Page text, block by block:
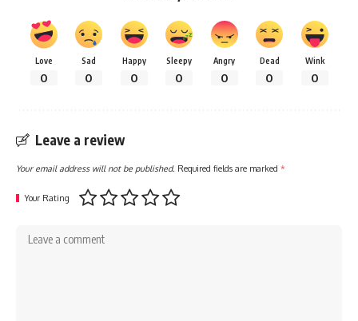
Love
0
Sad
0
Happy
0
Sleepy
0
Angry
0
Dead
0
Wink
0
Leave a review
Your email address will not be published. Required fields are marked *
Your Rating